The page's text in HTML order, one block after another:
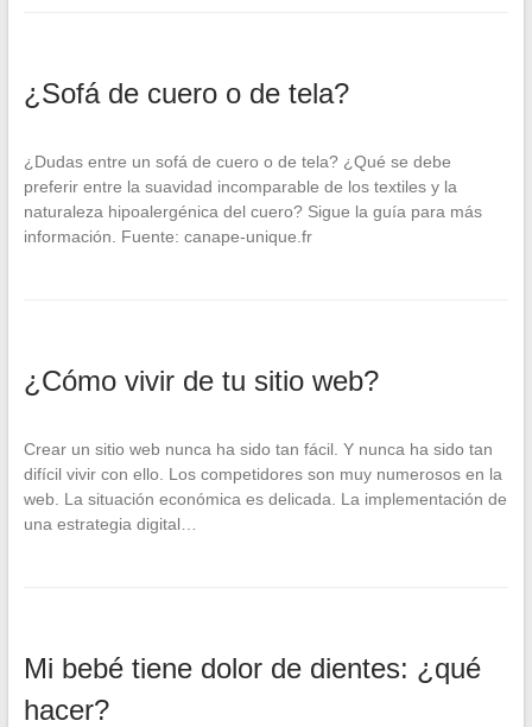
¿Sofá de cuero o de tela?
¿Dudas entre un sofá de cuero o de tela? ¿Qué se debe
preferir entre la suavidad incomparable de los textiles y la
naturaleza hipoalergénica del cuero? Sigue la guía para más
información. Fuente: canape-unique.fr
¿Cómo vivir de tu sitio web?
Crear un sitio web nunca ha sido tan fácil. Y nunca ha sido tan
difícil vivir con ello. Los competidores son muy numerosos en la
web. La situación económica es delicada. La implementación de
una estrategia digital…
Mi bebé tiene dolor de dientes: ¿qué
hacer?